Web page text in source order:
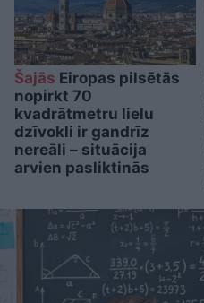
Šajās Eiropas pilsētās
nopirkt 70
kvadrātmetru lielu
dzīvokli ir gandrīz
nereāli – situācija
arvien pasliktinās